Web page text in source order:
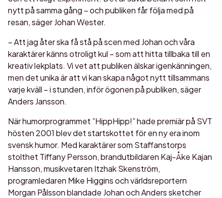
nytt på samma gång – och publiken får följa med på
resan, säger Johan Wester.
– Att jag åter ska få stå på scen med Johan och våra
karaktärer känns otroligt kul – som att hitta tillbaka till en
kreativ lekplats. Vi vet att publiken älskar igenkänningen,
men det unika är att vi kan skapa något nytt tillsammans
varje kväll – i stunden, inför ögonen på publiken, säger
Anders Jansson.
När humorprogrammet ”HippHipp!” hade premiär på SVT
hösten 2001 blev det startskottet för en ny era inom
svensk humor. Med karaktärer som Staffanstorps
stolthet Tiffany Persson, brandutbildaren Kaj-Åke Kajan
Hansson, musikvetaren Itzhak Skenström,
programledaren Mike Higgins och världsreportern
Morgan Pålsson blandade Johan och Anders sketcher